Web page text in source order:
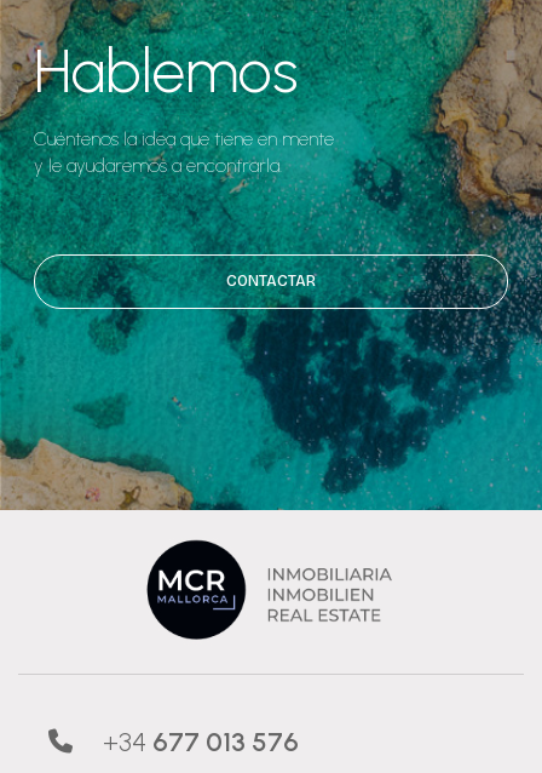
Hablemos
Cuéntenos la idea que tiene en mente
y le ayudaremos a encontrarla.
CONTACTAR
+34 677 013 576